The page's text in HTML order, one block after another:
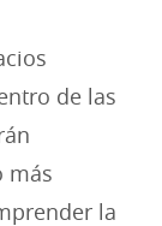
de las
más
la